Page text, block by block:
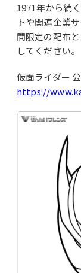
1971年から続
トや関連企業
間限定の配布
してください。
仮面ライダー
https://